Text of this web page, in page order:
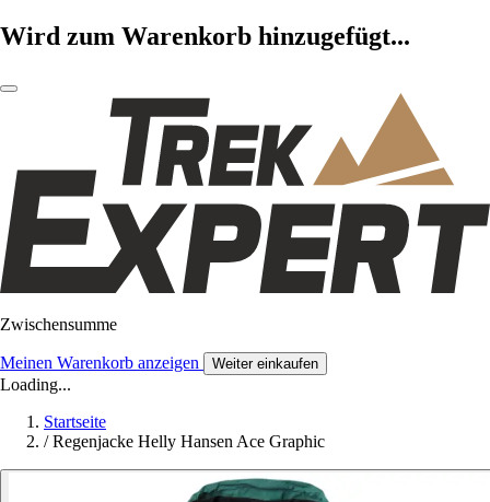
Wird zum Warenkorb hinzugefügt...
Zwischensumme
Meinen Warenkorb anzeigen Weiter einkaufen
Loading...
Startseite
/ Regenjacke Helly Hansen Ace Graphic